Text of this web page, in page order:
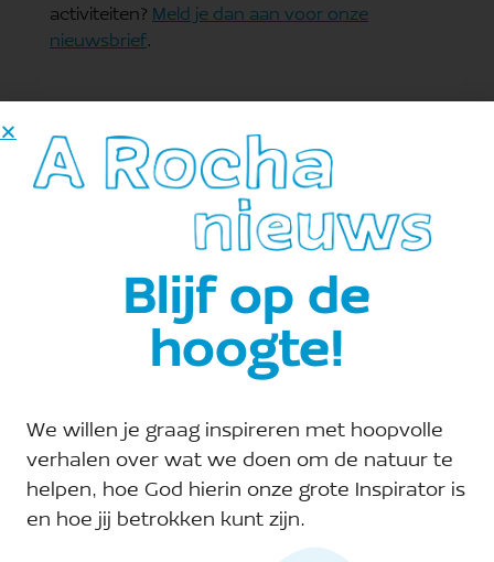
activiteiten? Meld je dan aan voor onze
nieuwsbrief.
Verhalen uit de Biesbosch
Handen in de klei, hart bij de schepping
Wat een ochtend! Met een groep vrijwilligers van A
Blijf op de
hoogte!
We willen je graag inspireren met hoopvolle
verhalen over wat we doen om de natuur te
helpen, hoe God hierin onze grote Inspirator is
en hoe jij betrokken kunt zijn.